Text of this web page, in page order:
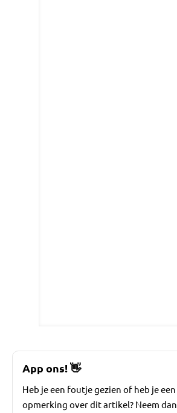
App ons!👋
Heb je een foutje gezien of heb je een
opmerking over dit artikel? Neem dan